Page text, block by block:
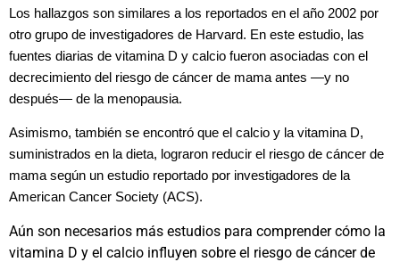
Los hallazgos son similares a los reportados en el año 2002 por
otro grupo de investigadores de Harvard. En este estudio, las
fuentes diarias de vitamina D y calcio fueron asociadas con el
decrecimiento del riesgo de cáncer de mama antes —y no
después— de la menopausia.
Asimismo, también se encontró que el calcio y la vitamina D,
suministrados en la dieta, lograron reducir el riesgo de cáncer de
mama según un estudio reportado por investigadores de la
American Cancer Society (ACS).
Aún son necesarios más estudios para comprender cómo la
vitamina D y el calcio influyen sobre el riesgo de cáncer de